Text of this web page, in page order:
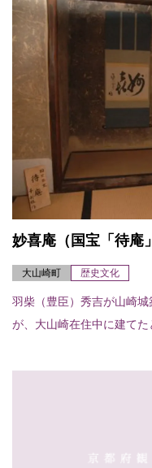
妙喜庵（国宝「待庵
大山崎町 歴史文化
羽柴（豊臣）秀吉が山崎
が、大山崎在住中に建て
例のない地下窓をあけて...